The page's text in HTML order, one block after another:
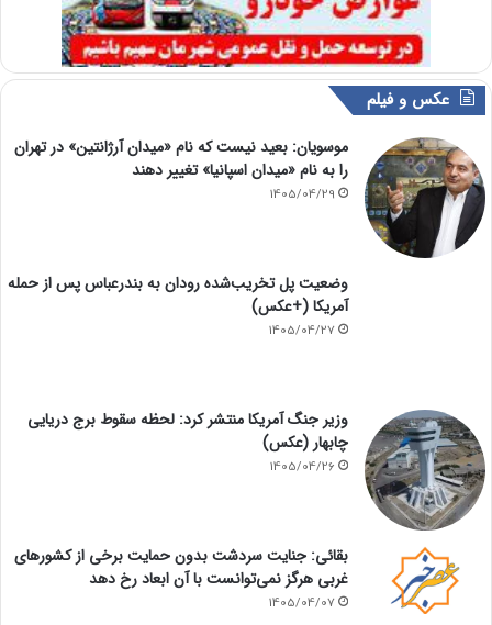
عکس و فیلم
موسویان: بعید نیست که نام «میدان آرژانتین» در تهران
را به نام «میدان اسپانیا» تغییر دهند
1405/04/29
وضعیت پل تخریب‌شده رودان به بندرعباس پس از حمله
آمریکا (+عکس)
1405/04/27
وزیر جنگ آمریکا منتشر کرد: لحظه سقوط برج دریایی
چابهار (عکس)
1405/04/26
بقائی: جنایت سردشت بدون حمایت برخی از کشورهای
غربی هرگز نمی‌توانست با آن ابعاد رخ دهد
1405/04/07